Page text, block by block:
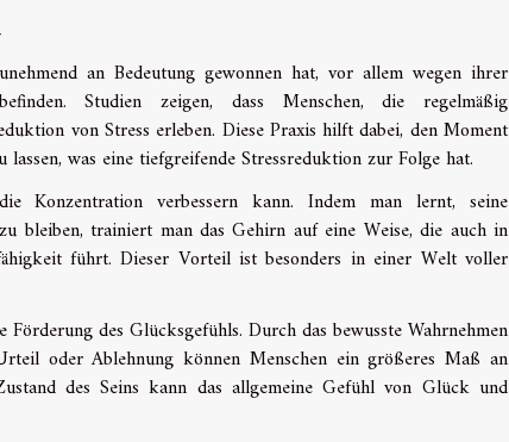
an Bedeutung gewonnen hat, vor allem wegen ihrer
Studien zeigen, dass Menschen, die regelmäßig
von Stress erleben. Diese Praxis hilft dabei, den Moment
was eine tiefgreifende Stressreduktion zur Folge hat.
Konzentration verbessern kann. Indem man lernt, seine
bleiben, trainiert man das Gehirn auf eine Weise, die auch in
führt. Dieser Vorteil ist besonders in einer Welt voller
des Glücksgefühls. Durch das bewusste Wahrnehmen
oder Ablehnung können Menschen ein größeres Maß an
des Seins kann das allgemeine Gefühl von Glück und